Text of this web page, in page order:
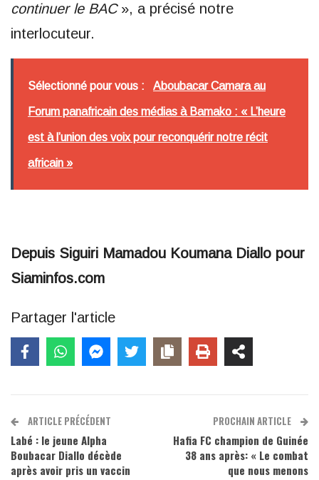
continuer le BAC», a précisé notre
interlocuteur.
Sélectionné pour vous : Aboubacar Camara au
Forum panafricain des médias à Bamako : « L’heure
est à l’union des voix pour reconquérir notre récit
africain »
Depuis Siguiri Mamadou Koumana Diallo pour
Siaminfos.com
Partager l'article
ARTICLE PRÉCÉDENT
Labé : le jeune Alpha
Boubacar Diallo décède
après avoir pris un vaccin
PROCHAIN ARTICLE
Hafia FC champion de Guinée
38 ans après: « Le combat
que nous menons